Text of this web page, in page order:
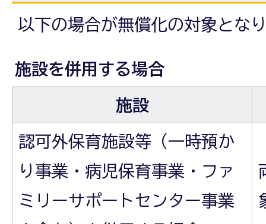
以下の場合が無償化の対象とな
施設を併用する場合
施設
認可外保育施設等（一時預か
り事業・病児保育事業・ファ
ミリーサポートセンター事業